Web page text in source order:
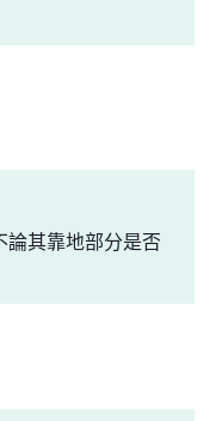
論其靠地部分是否